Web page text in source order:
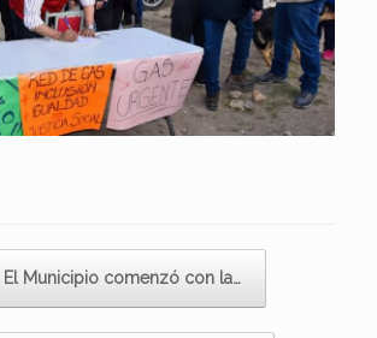
El Municipio comenzó con la…